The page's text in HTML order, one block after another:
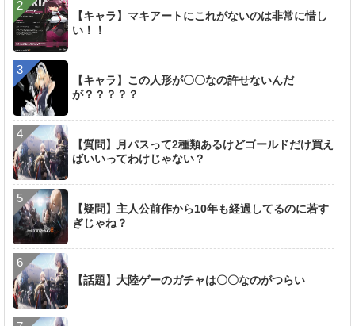
【キャラ】マキアートにこれがないのは非常に惜し
い！！
【キャラ】この人形が〇〇なの許せないんだ
が？？？？？
【質問】月パスって2種類あるけどゴールドだけ買え
ばいいってわけじゃない？
【疑問】主人公前作から10年も経過してるのに若す
ぎじゃね？
【話題】大陸ゲーのガチャは〇〇なのがつらい